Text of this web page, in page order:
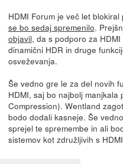
HDMI Forum je več let
se bo sedaj spremenilo.
objavil, da s podporo za
dinamični HDR in druge
osveževanja.
Še vedno gre le za del novih
HDMI, saj bo najbolj manjkala
Compression). Wentland
bodo dodali kasneje. Še
sprejel te spremembe in ali
sistemov kot združljivih s